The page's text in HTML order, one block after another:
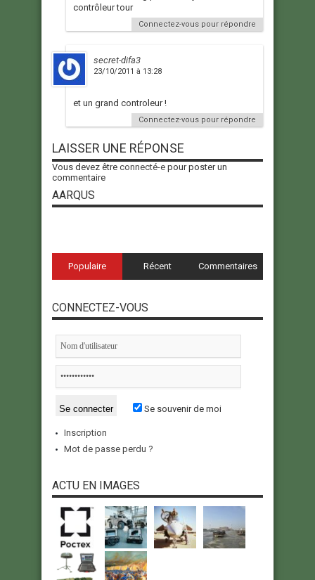
contrôleur tour
Connectez-vous pour répondre
secret-difa3
23/10/2011 à 13:28
et un grand controleur !
Connectez-vous pour répondre
LAISSER UNE RÉPONSE
Vous devez être connecté-e pour poster un
commentaire
AARQUS
Populaire Récent Commentaires
CONNECTEZ-VOUS
Se souvenir de moi
Inscription
Mot de passe perdu ?
ACTU EN IMAGES